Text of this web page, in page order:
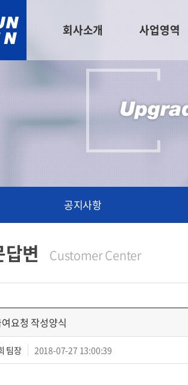
회사소개 사업영역
공지사항
변 Customer Center
요청 작성양식
팀장 2018-07-27 13:00:39